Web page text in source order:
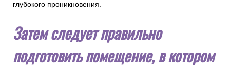
Нанесите грунтовку ровным тонким слоем на стену с
помощью валика. Избегайте попадания брызг грунтовки на
потолок и пол. Рекомендуется выбирать грунтовку
глубокого проникновения.